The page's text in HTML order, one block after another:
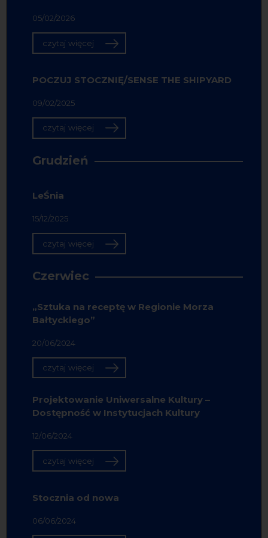
05/02/2026
czytaj więcej
POCZUJ STOCZNIĘ/SENSE THE SHIPYARD
09/02/2025
czytaj więcej
Grudzień
LeŚnia
15/12/2025
czytaj więcej
Czerwiec
„Sztuka na receptę w Regionie Morza
Bałtyckiego”
20/06/2024
czytaj więcej
Projektowanie Uniwersalne Kultury –
Dostępność w Instytucjach Kultury
12/06/2024
czytaj więcej
Stocznia od nowa
06/06/2024